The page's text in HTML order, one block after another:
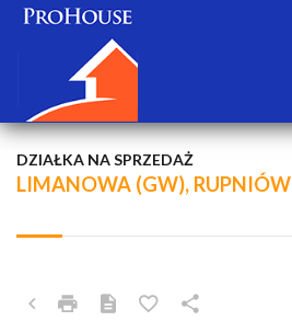
LIMANOWA (GW), RUPNIÓW
DZIAŁKA NA SPRZEDAŻ